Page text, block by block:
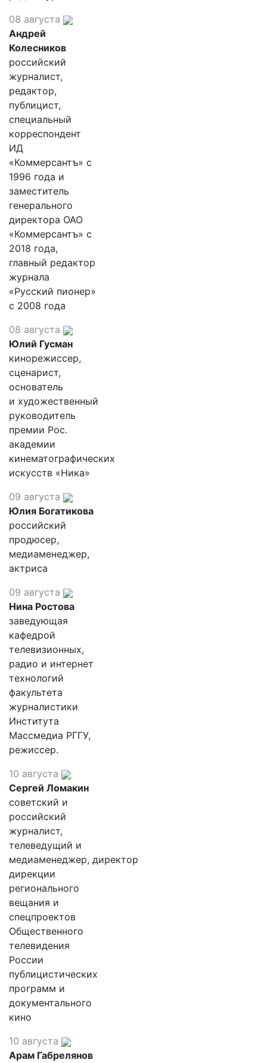
08 августа
Андрей
Колесников
российский
журналист,
редактор,
публицист,
специальный
корреспондент
ИД
«Коммерсантъ» с
1996 года и
заместитель
генерального
директора ОАО
«Коммерсантъ» с
2018 года,
главный редактор
журнала
«Русский пионер»
с 2008 года
08 августа
Юлий Гусман
кинорежиссер,
сценарист,
основатель
и художественный
руководитель
премии Рос.
академии
кинематографических
искусств «Ника»
09 августа
Юлия Богатикова
российский
продюсер,
медиаменеджер,
актриса
09 августа
Нина Ростова
заведующая
кафедрой
телевизионных,
радио и интернет
технологий
факультета
журналистики
Института
Массмедиа РГГУ,
режиссер.
10 августа
Сергей Ломакин
советский и
российский
журналист,
телеведущий и
медиаменеджер, директор
дирекции
регионального
вещания и
спецпроектов
Общественного
телевидения
России
публицистических
программ и
документального
кино
10 августа
Арам Габрелянов